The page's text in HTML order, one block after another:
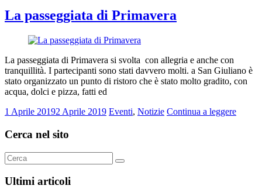
La passeggiata di Primavera
La passeggiata di Primavera si svolta con allegria e anche con
tranquillità. I partecipanti sono stati davvero molti. a San Giuliano è
stato organizzato un punto di ristoro che è stato molto gradito, con
acqua, dolci e pizza, fatti ed
1 Aprile 20192 Aprile 2019 Eventi, Notizie Continua a leggere
Cerca nel sito
Ultimi articoli